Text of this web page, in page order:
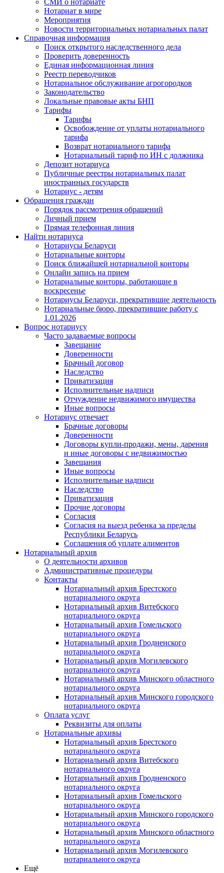
Нотариат в мире
Мероприятия
Новости территориальных нотариальных палат
Справочная информация
Поиск открытого наследственного дела
Проверить доверенность
Единая информационная линия
Реестр переводчиков
Нотариальное обслуживание агрогородков
Законодательство
Локальные правовые акты БНП
Тарифы
Тарифы
Освобождение от уплаты нотариального
тарифа
Возврат нотариального тарифа
Нотариальный тариф по ИН с должника
Депозит нотариуса
Публичные реестры нотариальных палат
иностранных государств
Нотариус - детям
Обращения граждан
Порядок рассмотрения обращений
Личный прием
Прямая телефонная линия
Найти нотариуса
Нотариусы Беларуси
Нотариальные конторы
Поиск ближайшей нотариальной конторы
Онлайн запись на прием
Нотариальные конторы, работающие в
воскресенье
Нотариусы Беларуси, прекратившие деятельность
Нотариальные бюро, прекратившие работу с
1.01.2026
Вопрос нотариусу
Часто задаваемые вопросы
Завещание
Доверенности
Брачный договор
Наследство
Приватизация
Исполнительные надписи
Отчуждение недвижимого имущества
Иные вопросы
Нотариус отвечает
Брачные договоры
Доверенности
Договоры купли-продажи, мены, дарения
и иные договоры с недвижимостью
Завещания
Иные вопросы
Исполнительные надписи
Наследство
Приватизация
Прочие договоры
Согласия
Согласия на выезд ребенка за пределы
Республики Беларусь
Соглашения об уплате алиментов
Нотариальный архив
О деятельности архивов
Административные процедуры
Контакты
Нотариальный архив Брестского
нотариального округа
Нотариальный архив Витебского
нотариального округа
Нотариальный архив Гомельского
нотариального округа
Нотариальный архив Гродненского
нотариального округа
Нотариальный архив Могилевского
нотариального округа
Нотариальный архив Минского областного
нотариального округа
Нотариальный архив Минского городского
нотариального округа
Оплата услуг
Реквизиты для оплаты
Нотариальные архивы
Нотариальный архив Брестского
нотариального округа
Нотариальный архив Витебского
нотариального округа
Нотариальный архив Гродненского
нотариального округа
Нотариальный архив Гомельского
нотариального округа
Нотариальный архив Минского городского
нотариального округа
Нотариальный архив Минского областного
нотариального округа
Нотариальный архив Могилевского
нотариального округа
Ещё